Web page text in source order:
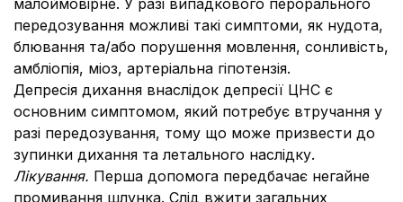
малоймовірне. У разі випадкового перорального
передозування можливі такі симптоми, як нудота,
блювання та/або порушення мовлення, сонливість,
амбліопія, міоз, артеріальна гіпотензія.
Депресія дихання внаслідок депресії ЦНС є
основним симптомом, який потребує втручання у
разі передозування, тому що може призвести до
зупинки дихання та летального наслідку.
Лікування. Перша допомога передбачає негайне
промивання шлунка. Слід вжити загальних